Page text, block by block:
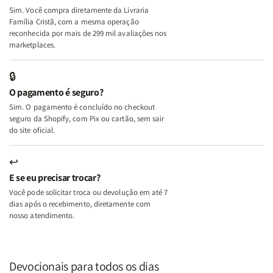
Deus
+
A
Mulher
Lar
+
A
Lar
Sim. Você compra diretamente da Livraria
Família Cristã, com a mesma operação
reconhecida por mais de 299 mil avaliações nos
marketplaces.
🔒
O pagamento é seguro?
Sim. O pagamento é concluído no checkout
seguro da Shopify, com Pix ou cartão, sem sair
do site oficial.
↩
E se eu precisar trocar?
Você pode solicitar troca ou devolução em até 7
dias após o recebimento, diretamente com
nosso atendimento.
Devocionais para todos os dias